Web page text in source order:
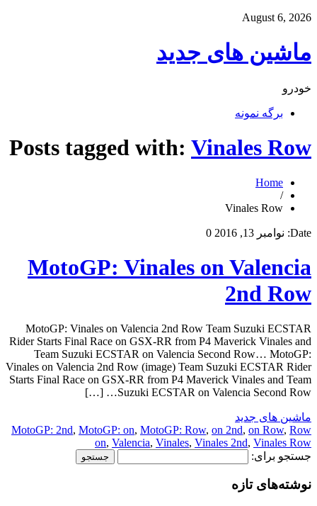
August 6, 2026
ماشین های جدید
خودرو
برگه نمونه
Posts tagged with: Vinales Row
Home
/
Vinales Row
Date: نوامبر 13, 2016 0
MotoGP: Vinales on Valencia
2nd Row
MotoGP: Vinales on Valencia 2nd Row Team Suzuki ECSTAR
Rider Starts Final Race on GSX-RR from P4 Maverick Vinales and
Team Suzuki ECSTAR on Valencia Second Row… MotoGP:
Vinales on Valencia 2nd Row (image) Team Suzuki ECSTAR Rider
Starts Final Race on GSX-RR from P4 Maverick Vinales and Team
Suzuki ECSTAR on Valencia Second Row… […]
ماشین های جدید
MotoGP: 2nd, MotoGP: on, MotoGP: Row, on 2nd, on Row, Row
on, Valencia, Vinales, Vinales 2nd, Vinales Row
جستجو برای:
نوشته‌های تازه